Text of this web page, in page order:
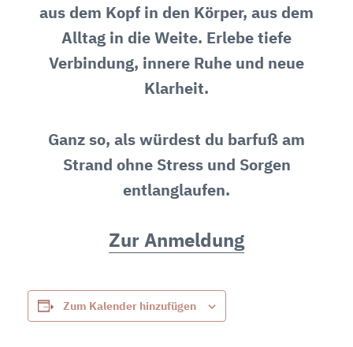
aus dem Kopf in den Körper, aus dem
Alltag in die Weite. Erlebe tiefe
Verbindung, innere Ruhe und neue
Klarheit.
Ganz so, als würdest du barfuß am
Strand ohne Stress und Sorgen
entlanglaufen.
Zur Anmeldung
Zum Kalender hinzufügen